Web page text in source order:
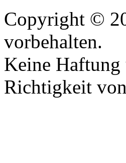
Copyright ©
vorbehalten.
Keine
Richtigkeit